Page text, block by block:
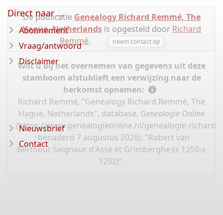
De publicatie Genealogy Richard Remmé, The
Hague, Netherlands is opgesteld door Richard
Remmé. neem contact op
Wilt u bij het overnemen van gegevens uit deze
stamboom alstublieft een verwijzing naar de
herkomst opnemen:
Richard Remmé, "Genealogy Richard Remmé, The
Hague, Netherlands", database, Genealogie Online
(https://www.genealogieonline.nl/genealogie-richard-
: benaderd 7 augustus 2026), "Robert van
Berthout Seigneur d'Asse et Grimberghe (± 1250-±
1292)".
Direct naar ...
Abonnement
Vraag/antwoord
Disclaimer
Nieuwsbrief
Contact